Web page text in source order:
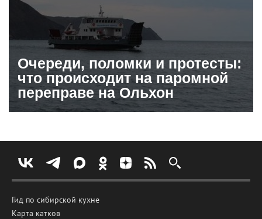
Очереди, поломки и протесты:
что происходит на паромной
переправе на Ольхон
Гид по сибирской кухне
Карта катков